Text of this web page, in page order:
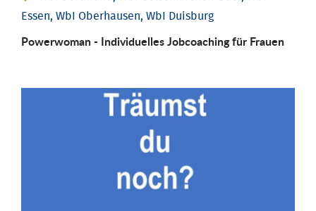
Essen, WbI Oberhausen, WbI Duisburg
Powerwoman - Individu­elles Job­coaching für Frauen